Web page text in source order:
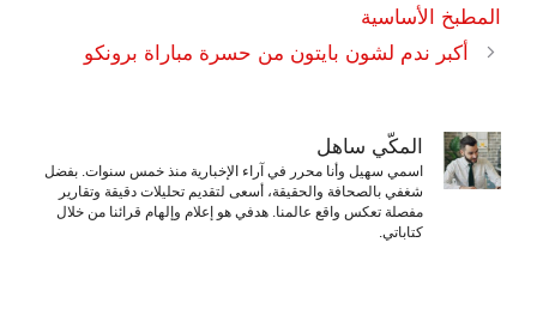
المطبخ الأساسية
أكبر ندم لشون بايتون من حسرة مباراة برونكو
المكّي ساهل
اسمي سهيل وأنا محرر في آراء الإخبارية منذ خمس سنوات. بفضل
شغفي بالصحافة والحقيقة، أسعى لتقديم تحليلات دقيقة وتقارير
مفصلة تعكس واقع عالمنا. هدفي هو إعلام وإلهام قرائنا من خلال
كتاباتي.